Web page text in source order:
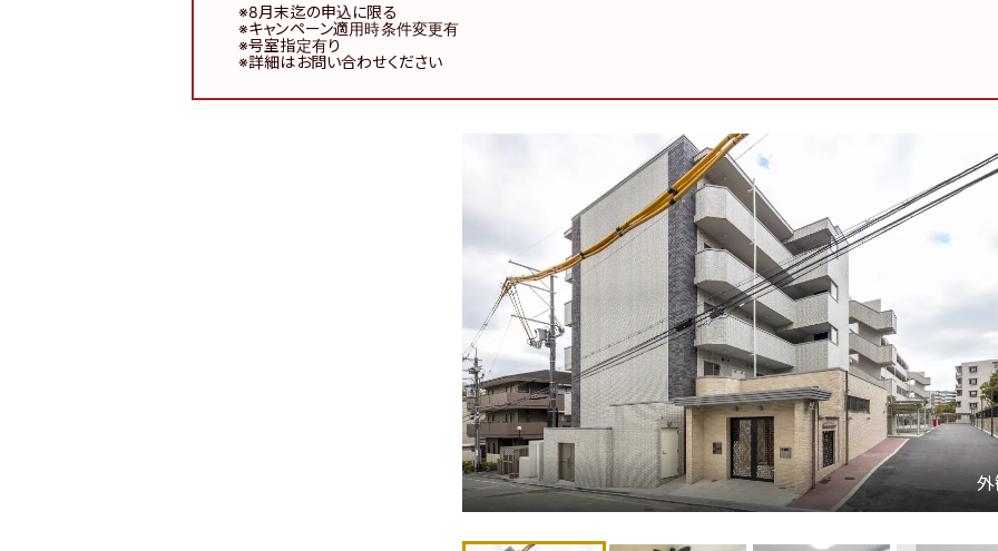
※8月末迄の申込に限る
※キャンペーン適用時条件変更有
※号室指定有り
※詳細はお問い合わせください